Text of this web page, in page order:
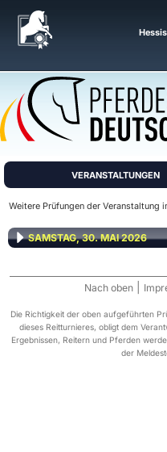
VERANSTALTUNGEN
Weitere Prüfungen der Veranstaltung
SAMSTAG, 30. MAI 2026
Nach oben
Die Richtigkeit der oben aufgeführten
dieses Reitturnieres, obligt dem
Ergebnissen, Reitern und Pferden
der